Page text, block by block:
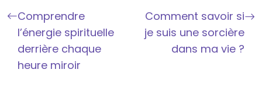
Comprendre
l’énergie spirituelle
derrière chaque
heure miroir
Comment savoir si
je suis une sorcière
dans ma vie ?